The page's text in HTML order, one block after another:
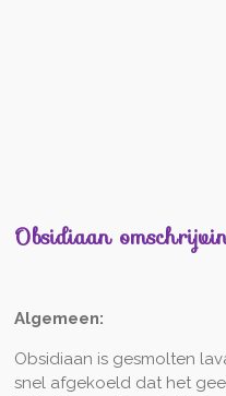
Obsidiaan
Algemeen:
Obsidiaan is gesmolten
snel afgekoeld dat het